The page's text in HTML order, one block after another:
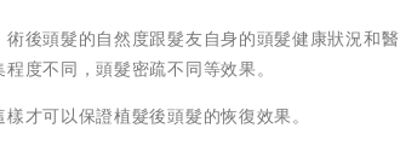
後頭髮的自然度跟髮友自身的頭髮健康狀況和醫
度不同，頭髮密疏不同等效果。
才可以保證植髮後頭髮的恢復效果。